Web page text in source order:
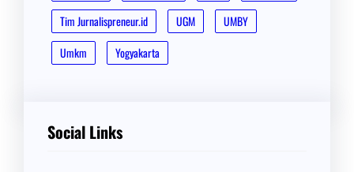
Tim Jurnalispreneur.id
UGM
UMBY
Umkm
Yogyakarta
Social Links